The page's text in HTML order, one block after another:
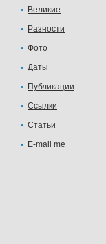
Великие
Разности
Фото
Даты
Публикации
Ссылки
Статьи
E-mail me